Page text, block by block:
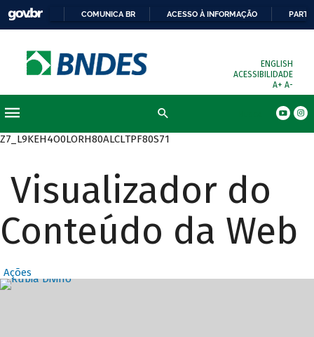
COMUNICA BR ACESSO À INFORMAÇÃO
ENGLISH
ACESSIBILIDADE
A+ A-
Z7_L9KEH4O0LORH80ALCLTPF80S71
Visualizador do
Conteúdo da Web
Ações
Destaques